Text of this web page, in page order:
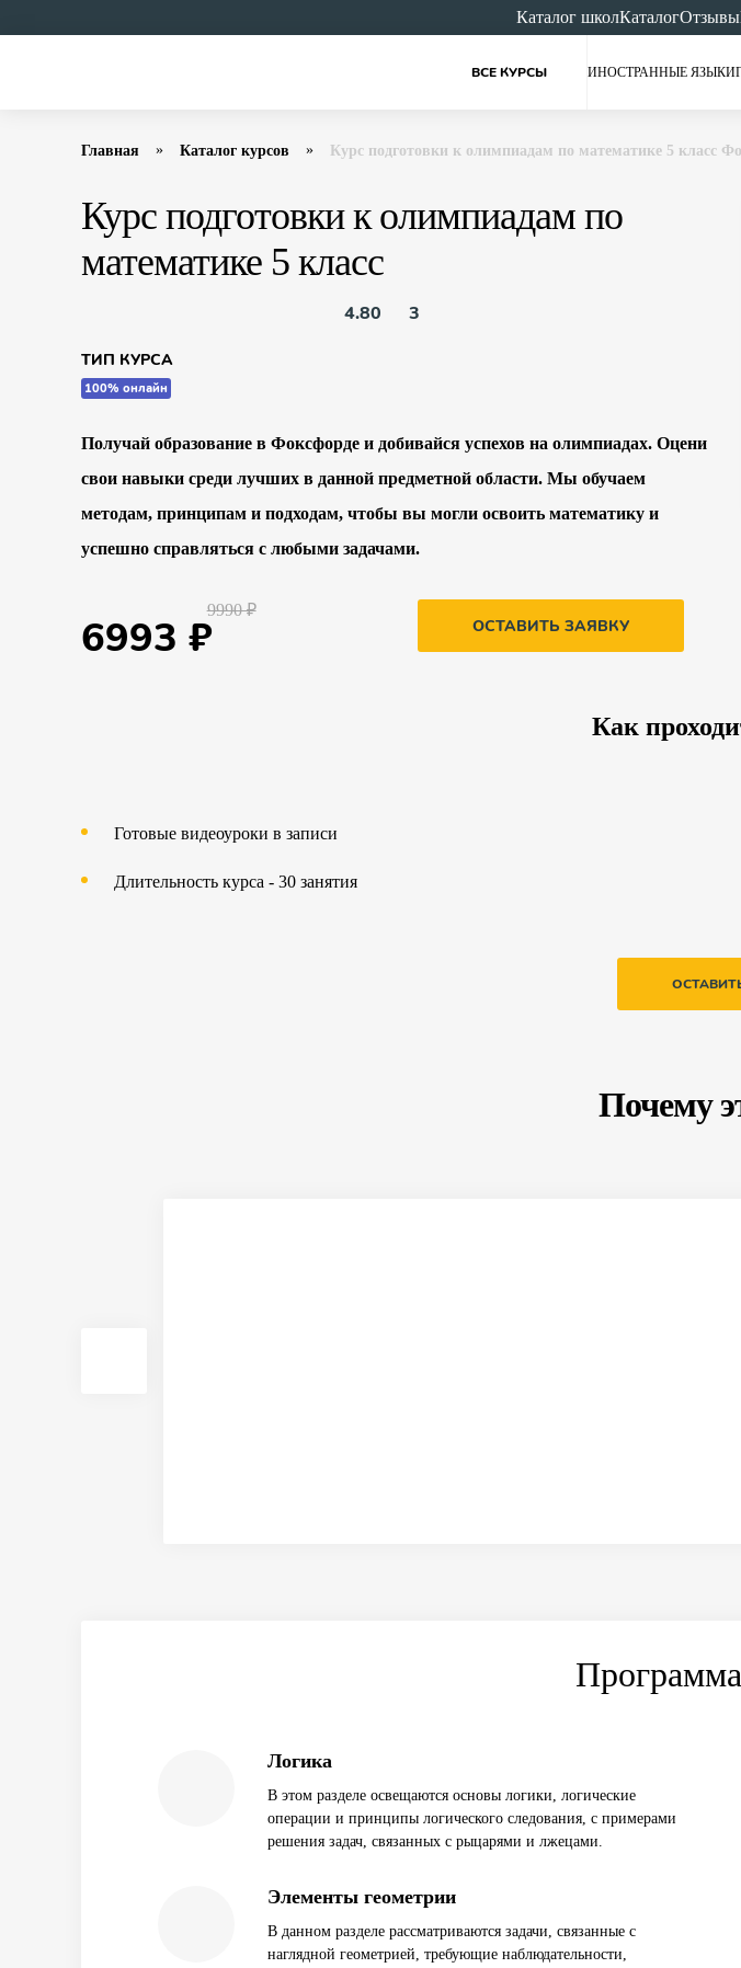
Каталог школКаталогОтзывы
ВСЕ КУРСЫ ИНОСТРАННЫЕ ЯЗЫКИ
Главная Каталог курсов Курс подготовки к олимпиадам по математике 5 класс
Курс подготовки к олимпиадам по
математике 5 класс
4.80 3
ТИП КУРСА
100% онлайн
Получай образование в Фоксфорде и добивайся успехов на олимпиадах. Оцени
свои навыки среди лучших в данной предметной области. Мы обучаем
методам, принципам и подходам, чтобы вы могли освоить математику и
успешно справляться с любыми задачами.
9990 ₽
6993 ₽ ОСТАВИТЬ ЗАЯВКУ
Как
Готовые видеоуроки в записи
Длительность курса - 30 занятия
Почему
Логика
В этом разделе освещаются основы логики, логические
операции и принципы логического следования, с примерами
решения задач, связанных с рыцарями и лжецами.
Элементы геометрии
В данном разделе рассматриваются задачи, связанные с
наглядной геометрией, требующие наблюдательности,